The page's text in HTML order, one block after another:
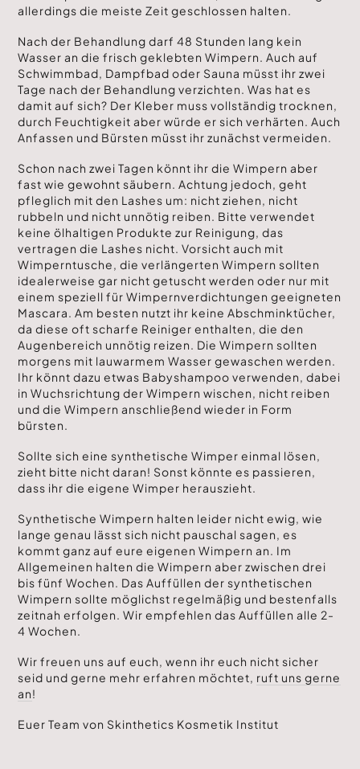
allerdings die meiste Zeit geschlossen halten.
Nach der Behandlung darf 48 Stunden lang kein
Wasser an die frisch geklebten Wimpern. Auch auf
Schwimmbad, Dampfbad oder Sauna müsst ihr zwei
Tage nach der Behandlung verzichten. Was hat es
damit auf sich? Der Kleber muss vollständig trocknen,
durch Feuchtigkeit aber würde er sich verhärten. Auch
Anfassen und Bürsten müsst ihr zunächst vermeiden.
Schon nach zwei Tagen könnt ihr die Wimpern aber
fast wie gewohnt säubern. Achtung jedoch, geht
pfleglich mit den Lashes um: nicht ziehen, nicht
rubbeln und nicht unnötig reiben. Bitte verwendet
keine ölhaltigen Produkte zur Reinigung, das
vertragen die Lashes nicht. Vorsicht auch mit
Wimperntusche, die verlängerten Wimpern sollten
idealerweise gar nicht getuscht werden oder nur mit
einem speziell für Wimpernverdichtungen geeigneten
Mascara. Am besten nutzt ihr keine Abschminktücher,
da diese oft scharfe Reiniger enthalten, die den
Augenbereich unnötig reizen. Die Wimpern sollten
morgens mit lauwarmem Wasser gewaschen werden.
Ihr könnt dazu etwas Babyshampoo verwenden, dabei
in Wuchsrichtung der Wimpern wischen, nicht reiben
und die Wimpern anschließend wieder in Form
bürsten.
Sollte sich eine synthetische Wimper einmal lösen,
zieht bitte nicht daran! Sonst könnte es passieren,
dass ihr die eigene Wimper herauszieht.
Synthetische Wimpern halten leider nicht ewig, wie
lange genau lässt sich nicht pauschal sagen, es
kommt ganz auf eure eigenen Wimpern an. Im
Allgemeinen halten die Wimpern aber zwischen drei
bis fünf Wochen. Das Auffüllen der synthetischen
Wimpern sollte möglichst regelmäßig und bestenfalls
zeitnah erfolgen. Wir empfehlen das Auffüllen alle 2-
4 Wochen.
Wir freuen uns auf euch, wenn ihr euch nicht sicher
seid und gerne mehr erfahren möchtet, ruft uns gerne
an!
Euer Team von Skinthetics Kosmetik Institut